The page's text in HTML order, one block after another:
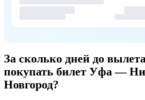
За сколько дней до
покупать билет Уфа —
Новгород?